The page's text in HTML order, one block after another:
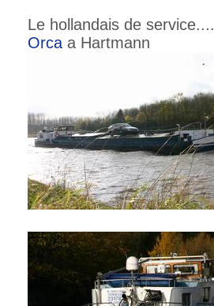
Le hollandais de service....
Orca a Hartmann